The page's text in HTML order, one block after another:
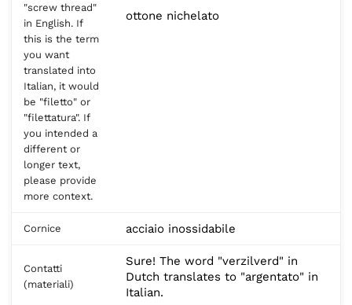
"screw thread"
in English. If
this is the term
you want
translated into
Italian, it would
be "filetto" or
"filettatura". If
you intended a
different or
longer text,
please provide
more context.
ottone nichelato
Cornice acciaio inossidabile
Contatti
(materiali)
Sure! The word "verzilverd" in
Dutch translates to "argentato" in
Italian.